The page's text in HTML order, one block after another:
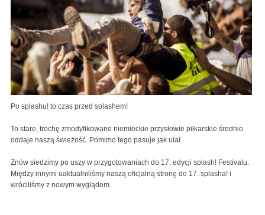
Po splashu! to czas przed splashem!
To stare, trochę zmodyfikowane niemieckie przysłowie piłkarskie średnio
oddaje naszą świeżość. Pomimo tego pasuje jak ulał.
Znów siedzimy po uszy w przygotowaniach do 17. edycji splash! Festivalu.
Między innymi uaktualniliśmy naszą oficjalną stronę do 17. splasha! i
wróciliśmy z nowym wyglądem.